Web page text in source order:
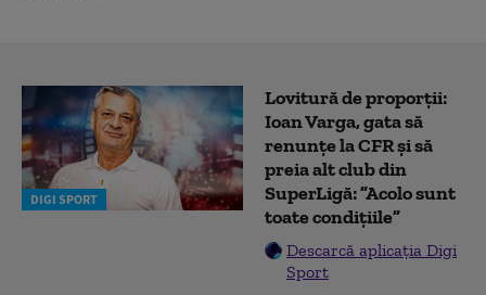
DIGI SPORT
Lovitură de proporții:
Ioan Varga, gata să
renunțe la CFR și să
preia alt club din
SuperLigă: ”Acolo sunt
toate condițiile”
Descarcă aplicația Digi
Sport